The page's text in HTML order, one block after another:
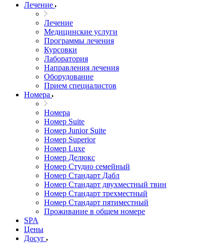
Лечение
Лечение
Медицинские услуги
Программы лечения
Курсовки
Лаборатория
Направления лечения
Оборудование
Прием специалистов
Номера
Номера
Номер Suite
Номер Junior Suite
Номер Superior
Номер Luxe
Номер Делюкс
Номер Студио семейный
Номер Стандарт Дабл
Номер Стандарт двухместный твин
Номер Стандарт трехместный
Номер Стандарт пятиместный
Проживание в общем номере
SPA
Цены
Досуг